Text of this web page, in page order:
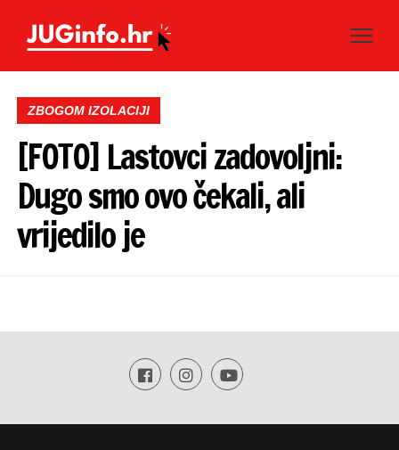
ZBOGOM IZOLACIJI
[FOTO] Lastovci zadovoljni:
Dugo smo ovo čekali, ali
vrijedilo je